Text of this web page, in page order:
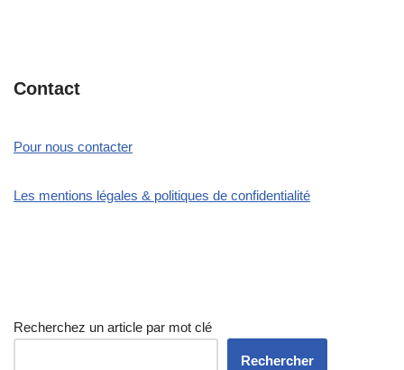
Contact
Pour nous contacter
Les mentions légales & politiques de confidentialité
Recherchez un article par mot clé
Rechercher